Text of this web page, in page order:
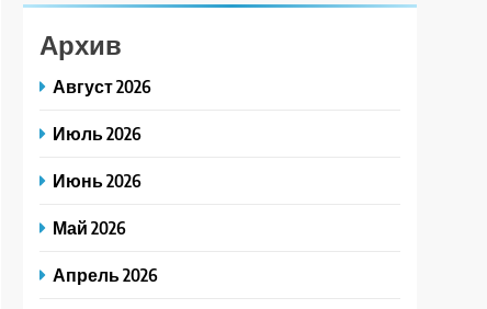
Архив
Август 2026
Июль 2026
Июнь 2026
Май 2026
Апрель 2026